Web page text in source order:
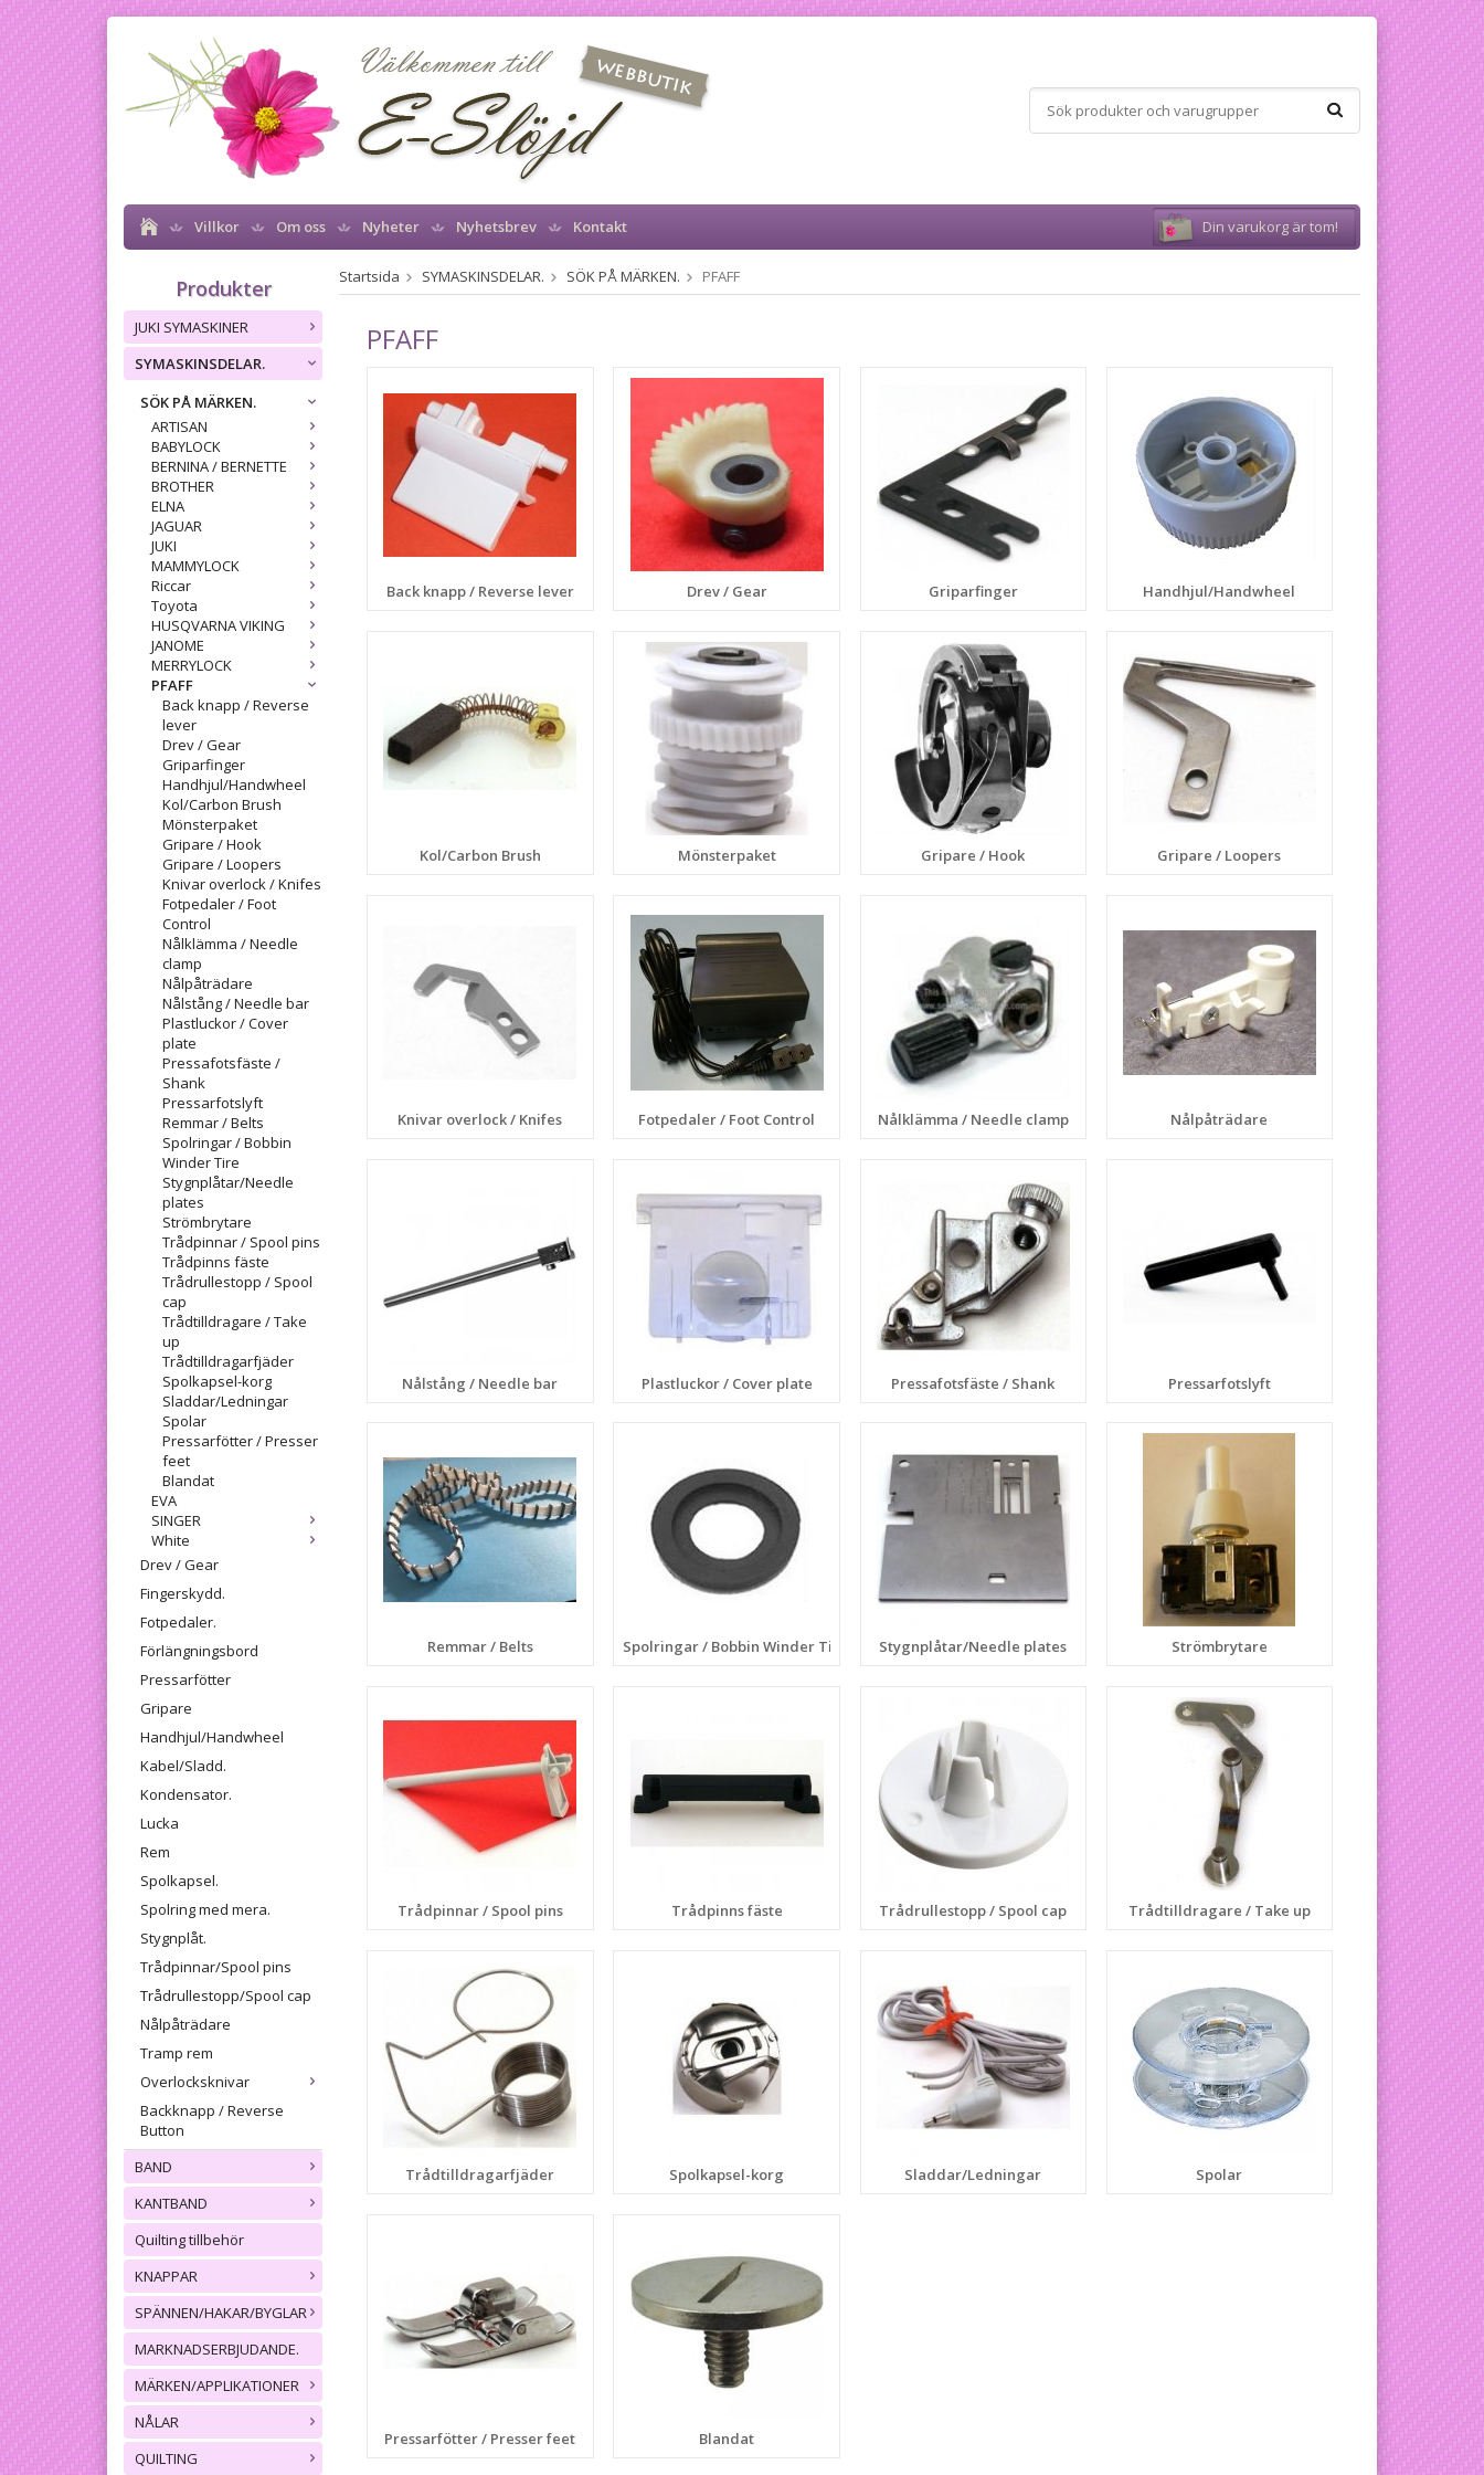
Villkor Om oss Nyheter Nyhetsbrev Kontakt Din varukorg är tom!
Produkter
JUKI SYMASKINER
SYMASKINSDELAR.
SÖK PÅ MÄRKEN.
ARTISAN
BABYLOCK
BERNINA / BERNETTE
BROTHER
ELNA
JAGUAR
JUKI
MAMMYLOCK
Riccar
Toyota
HUSQVARNA VIKING
JANOME
MERRYLOCK
PFAFF
Back knapp / Reverse
lever
Drev / Gear
Griparfinger
Handhjul/Handwheel
Kol/Carbon Brush
Mönsterpaket
Gripare / Hook
Gripare / Loopers
Knivar overlock / Knifes
Fotpedaler / Foot
Control
Nålklämma / Needle
clamp
Nålpåträdare
Nålstång / Needle bar
Plastluckor / Cover
plate
Pressafotsfäste /
Shank
Pressarfotslyft
Remmar / Belts
Spolringar / Bobbin
Winder Tire
Stygnplåtar/Needle
plates
Strömbrytare
Trådpinnar / Spool pins
Trådpinns fäste
Trådrullestopp / Spool
cap
Trådtilldragare / Take
up
Trådtilldragarfjäder
Spolkapsel-korg
Sladdar/Ledningar
Spolar
Pressarfötter / Presser
feet
Blandat
EVA
SINGER
White
Drev / Gear
Fingerskydd.
Fotpedaler.
Förlängningsbord
Pressarfötter
Gripare
Handhjul/Handwheel
Kabel/Sladd.
Kondensator.
Lucka
Rem
Spolkapsel.
Spolring med mera.
Stygnplåt.
Trådpinnar/Spool pins
Trådrullestopp/Spool cap
Nålpåträdare
Tramp rem
Overlocksknivar
Backknapp / Reverse
Button
BAND
KANTBAND
Quilting tillbehör
KNAPPAR
SPÄNNEN/HAKAR/BYGLAR
MARKNADSERBJUDANDE.
MÄRKEN/APPLIKATIONER
NÅLAR
QUILTING
Startsida SYMASKINSDELAR. SÖK PÅ MÄRKEN. PFAFF
PFAFF
Back knapp / Reverse lever Drev / Gear Griparfinger Handhjul/Handwheel
Kol/Carbon Brush Mönsterpaket Gripare / Hook Gripare / Loopers
Knivar overlock / Knifes Fotpedaler / Foot Control Nålklämma / Needle clamp Nålpåträdare
Nålstång / Needle bar Plastluckor / Cover plate Pressafotsfäste / Shank Pressarfotslyft
Remmar / Belts Spolringar / Bobbin Winder Tire Stygnplåtar/Needle plates Strömbrytare
Trådpinnar / Spool pins Trådpinns fäste Trådrullestopp / Spool cap Trådtilldragare / Take up
Trådtilldragarfjäder Spolkapsel-korg Sladdar/Ledningar Spolar
Pressarfötter / Presser feet Blandat